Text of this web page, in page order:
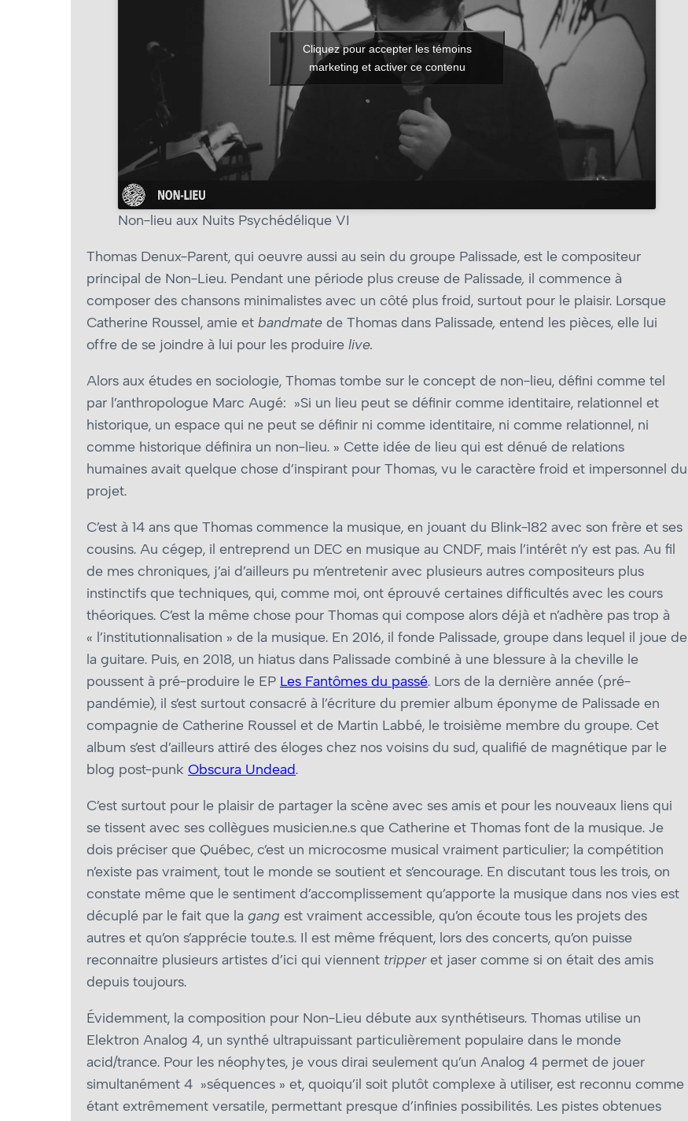
Cliquez pour accepter les témoins
marketing et activer ce contenu
Non-lieu aux Nuits Psychédélique VI
Thomas Denux-Parent, qui œuvre aussi au sein du groupe Palissade, est le compositeur
principal de Non-Lieu. Pendant une période plus creuse de Palissade, il commence à
composer des chansons minimalistes avec un côté plus froid, surtout pour le plaisir. Lorsque
Catherine Roussel, amie et bandmate de Thomas dans Palissade, entend les pièces, elle lui
offre de se joindre à lui pour les produire live.
Alors aux études en sociologie, Thomas tombe sur le concept de non-lieu, défini comme tel
par l’anthropologue Marc Augé: »Si un lieu peut se définir comme identitaire, relationnel et
historique, un espace qui ne peut se définir ni comme identitaire, ni comme relationnel, ni
comme historique définira un non-lieu. » Cette idée de lieu qui est dénué de relations
humaines avait quelque chose d’inspirant pour Thomas, vu le caractère froid et impersonnel du
projet.
C’est à 14 ans que Thomas commence la musique, en jouant du Blink-182 avec son frère et ses
cousins. Au cégep, il entreprend un DEC en musique au CNDF, mais l’intérêt n’y est pas. Au fil
de mes chroniques, j’ai d’ailleurs pu m’entretenir avec plusieurs autres compositeurs plus
instinctifs que techniques, qui, comme moi, ont éprouvé certaines difficultés avec les cours
théoriques. C’est la même chose pour Thomas qui compose alors déjà et n’adhère pas trop à
« l’institutionnalisation » de la musique. En 2016, il fonde Palissade, groupe dans lequel il joue de
la guitare. Puis, en 2018, un hiatus dans Palissade combiné à une blessure à la cheville le
poussent à pré-produire le EP Les Fantômes du passé. Lors de la dernière année (pré-
pandémie), il s’est surtout consacré à l’écriture du premier album éponyme de Palissade en
compagnie de Catherine Roussel et de Martin Labbé, le troisième membre du groupe. Cet
album s’est d’ailleurs attiré des éloges chez nos voisins du sud, qualifié de magnétique par le
blog post-punk Obscura Undead.
C’est surtout pour le plaisir de partager la scène avec ses amis et pour les nouveaux liens qui
se tissent avec ses collègues musicien.ne.s que Catherine et Thomas font de la musique. Je
dois préciser que Québec, c’est un microcosme musical vraiment particulier; la compétition
n’existe pas vraiment, tout le monde se soutient et s’encourage. En discutant tous les trois, on
constate même que le sentiment d’accomplissement qu’apporte la musique dans nos vies est
décuplé par le fait que la gang est vraiment accessible, qu’on écoute tous les projets des
autres et qu’on s’apprécie tou.te.s. Il est même fréquent, lors des concerts, qu’on puisse
reconnaitre plusieurs artistes d’ici qui viennent tripperet jaser comme si on était des amis
depuis toujours.
Évidemment, la composition pour Non-Lieu débute aux synthétiseurs. Thomas utilise un
Elektron Analog 4, un synthé ultrapuissant particulièrement populaire dans le monde
acid/trance. Pour les néophytes, je vous dirai seulement qu’un Analog 4 permet de jouer
simultanément 4 »séquences » et, quoiqu’il soit plutôt complexe à utiliser, est reconnu comme
étant extrêmement versatile, permettant presque d’infinies possibilités. Les pistes obtenues